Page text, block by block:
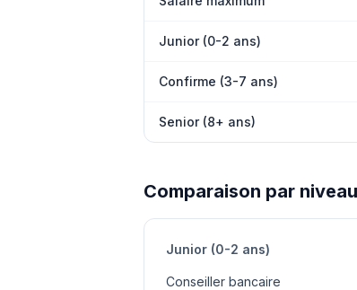
Junior (0-2 ans)
Confirme (3-7 ans)
Senior (8+ ans)
Comparaison par
Junior (0-2 ans)
Conseiller bancaire